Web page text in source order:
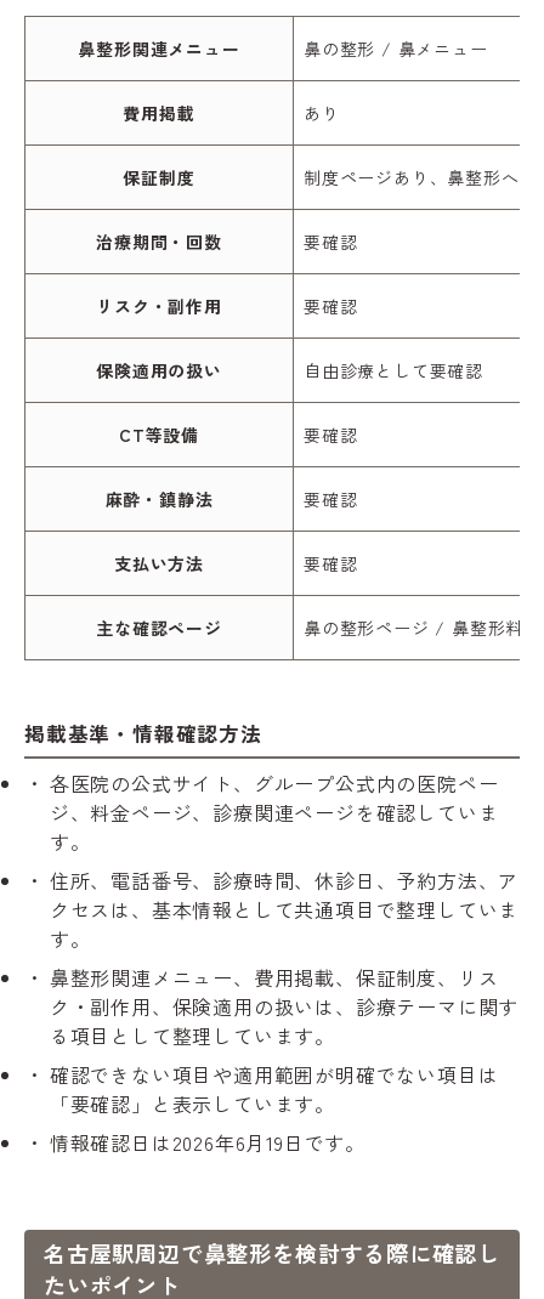
鼻整形関連メニュー 鼻の整形 / 鼻メニュー
費用掲載 あり
保証制度 制度ページあり、鼻整形への
治療期間・回数 要確認
リスク・副作用 要確認
保険適用の扱い 自由診療として要確認
CT等設備 要確認
麻酔・鎮静法 要確認
支払い方法 要確認
主な確認ページ 鼻の整形ページ / 鼻整形料
掲載基準・情報確認方法
各医院の公式サイト、グループ公式内の医院ペー
ジ、料金ページ、診療関連ページを確認していま
す。
住所、電話番号、診療時間、休診日、予約方法、ア
クセスは、基本情報として共通項目で整理していま
す。
鼻整形関連メニュー、費用掲載、保証制度、リス
ク・副作用、保険適用の扱いは、診療テーマに関す
る項目として整理しています。
確認できない項目や適用範囲が明確でない項目は
「要確認」と表示しています。
情報確認日は2026年6月19日です。
名古屋駅周辺で鼻整形を検討する際に確認し
たいポイント